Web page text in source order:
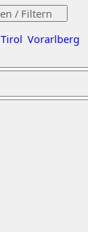
Tirol Vorarlberg